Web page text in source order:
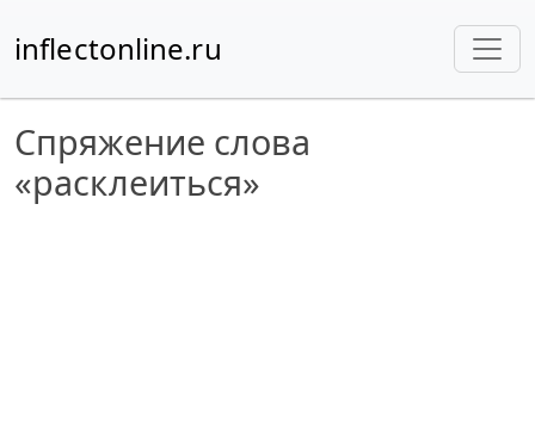
inflectonline.ru
Спряжение слова
«расклеиться»